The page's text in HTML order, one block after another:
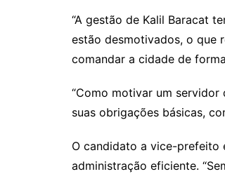
“A gestão de Kalil Baracat
estão desmotivados, o que
comandar a cidade de
“Como motivar um servidor
suas obrigações básicas,
O candidato a vice-prefeito
administração eficiente.